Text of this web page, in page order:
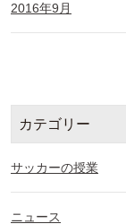
2016年9月
カテゴリー
サッカーの授業
ニュース